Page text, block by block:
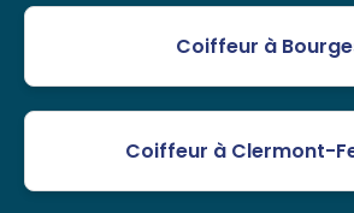
Coiffeur à
Coiffeur à Clermont-